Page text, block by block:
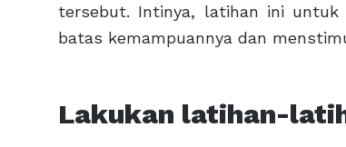
tersebut. Intinya, latihan ini untuk
batas kemampuannya dan
Lakukan latihan-